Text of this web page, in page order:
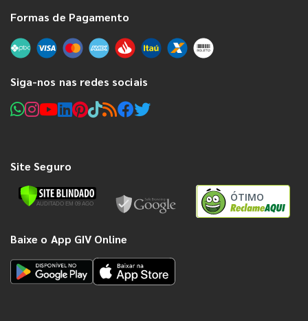
Formas de Pagamento
Siga-nos nas redes sociais
Site Seguro
ÓTIMO
Baixe o App GIV Online